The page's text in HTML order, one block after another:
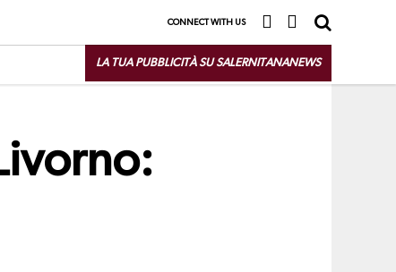
CONNECT WITH US
LA TUA PUBBLICITÀ SU SALERNITANANEWS